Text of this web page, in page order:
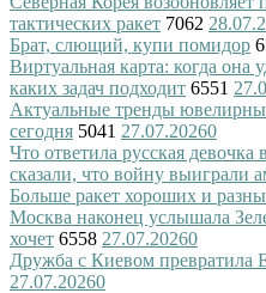
тактических ракет 7062
Брат, слющий, купи помидор
Виртуальная карта: когда она
каких задач подходит 6551
Актуальные тренды
сегодня 5041 27.07.20260
Что ответила русская
сказали, что войну выиграли
Больше ракет хороших и
Москва наконец услышала
хочет 6558 27.07.20260
Дружба с Киевом превратила
27.07.20260